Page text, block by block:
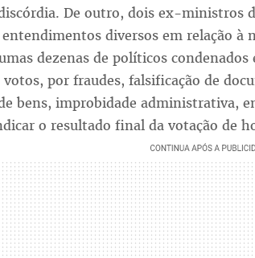
De outro, dois ex-ministros
diversos em relação à
dezenas de políticos
votos, por fraudes, falsificação de
bens, improbidade administrativa,
o resultado final da votação de